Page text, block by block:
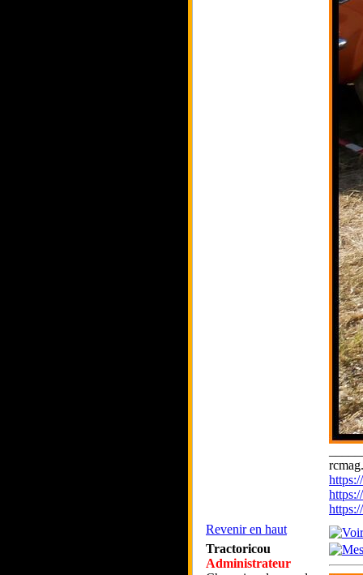
Revenir en haut
Tractoricou
Administrateur